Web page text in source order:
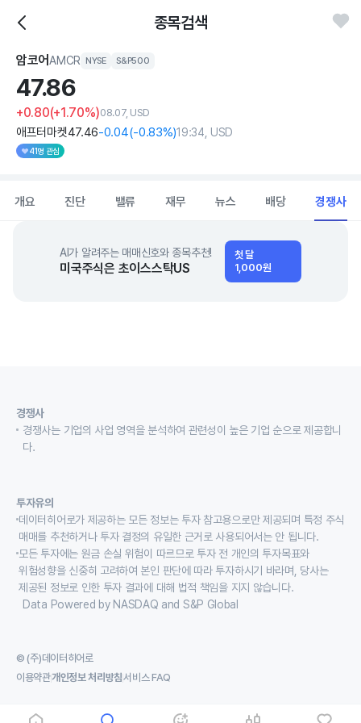
종목검색
암코어AMCR NYSE S&P500
47.86
+0.80(+1.70%)08.07, USD
애프터마켓47.46-0.04(-0.83%)19:34, USD
41명 관심
개요 진단 밸류 재무 뉴스 배당 경쟁사
AI가 알려주는 매매신호와 종목추천!
미국주식은 초이스스탁US
첫 달
1,000원
경쟁사
경쟁사는 기업의 사업 영역을 분석하여 관련성이 높은 기업 순으로 제공합니
다.
투자유의
데이터히어로가 제공하는 모든 정보는 투자 참고용으로만 제공되며 특정 주식
매매를 추천하거나 투자 결정의 유일한 근거로 사용되어서는 안 됩니다.
모든 투자에는 원금 손실 위험이 따르므로 투자 전 개인의 투자목표와
위험성향을 신중히 고려하여 본인 판단에 따라 투자하시기 바라며, 당사는
제공된 정보로 인한 투자 결과에 대해 법적 책임을 지지 않습니다.
Data Powered by NASDAQ and S&P Global
© (주)데이터히어로
이용약관개인정보 처리방침서비스 FAQ